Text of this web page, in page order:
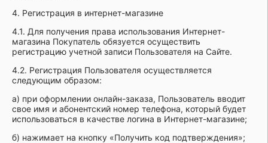
4. Регистрация в интернет-магазине
4.1. Для получения права использования Интернет-
магазина Покупатель обязуется осуществить
регистрацию учетной записи Пользователя на Сайте.
4.2. Регистрация Пользователя осуществляется
следующим образом:
а) при оформлении онлайн-заказа, Пользователь вводит
свое имя и абонентский номер телефона, который будет
использоваться в качестве логина в Интернет-магазине;
б) нажимает на кнопку «Получить код подтверждения»;